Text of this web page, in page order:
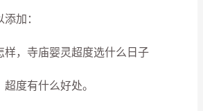
加：
，寺庙婴灵超度选什么日子
度有什么好处。